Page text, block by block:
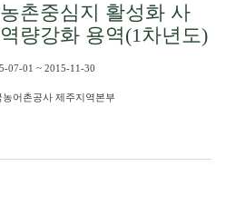
촌중심지 활성화 사
량강화 용역(1차년도)
07-01 ~ 2015-11-30
어촌공사 제주지역본부